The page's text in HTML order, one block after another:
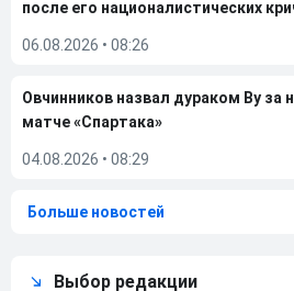
после его националистических
06.08.2026 • 08:26
Овчинников назвал дураком Ву за
матче «Спартака»
04.08.2026 • 08:29
Больше новостей
Выбор редакции